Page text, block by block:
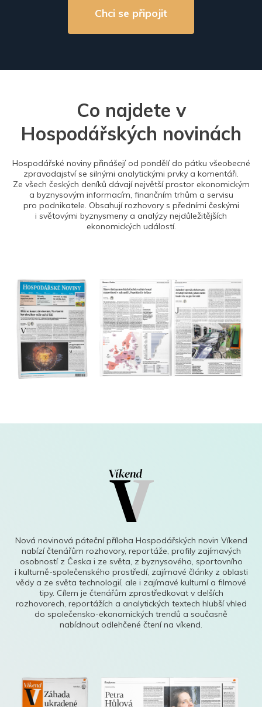
Chci se připojit
Co najdete v
Hospodářských novinách
Hospodářské noviny přinášejí od pondělí do pátku všeobecné
zpravodajství se silnými analytickými prvky a komentáři.
Ze všech českých deníků dávají největší prostor ekonomickým
a byznysovým informacím, finančním trhům a servisu
pro podnikatele. Obsahují rozhovory s předními českými
i světovými byznysmeny a analýzy nejdůležitějších
ekonomických událostí.
Nová novinová páteční příloha Hospodářských novin Víkend
nabízí čtenářům rozhovory, reportáže, profily zajímavých
osobností z Česka i ze světa, z byznysového, sportovního
i kulturně-společenského prostředí, zajímavé články z oblasti
vědy a ze světa technologií, ale i zajímavé kulturní a filmové
tipy. Cílem je čtenářům zprostředkovat v delších
rozhovorech, reportážích a analytických textech hlubší vhled
do společensko-ekonomických trendů a současně
nabídnout odlehčené čtení na víkend.